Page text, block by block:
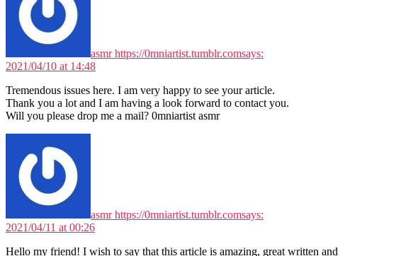
asmr https://0mniartist.tumblr.comsays:
2021/04/10 at 14:48
Tremendous issues here. I am very happy to see your article.
Thank you a lot and I am having a look forward to contact you.
Will you please drop me a mail? 0mniartist asmr
asmr https://0mniartist.tumblr.comsays:
2021/04/11 at 00:26
Hello my friend! I wish to say that this article is amazing, great written and